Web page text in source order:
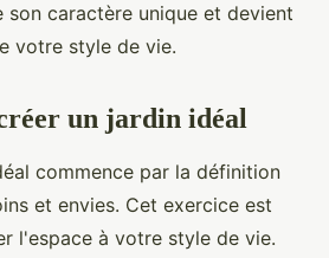
son caractère unique et devient
votre style de vie.
un jardin idéal
commence par la définition
et envies. Cet exercice est
l'espace à votre style de vie.